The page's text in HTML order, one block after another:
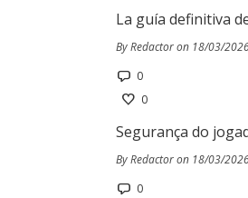
La guía definitiva
By Redactor on 18/03/
0
0
Segurança do
By Redactor on 18/03/
0